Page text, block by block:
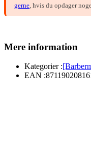
gerne , hvis du opdager
Mere information
Kategorier :
EAN :